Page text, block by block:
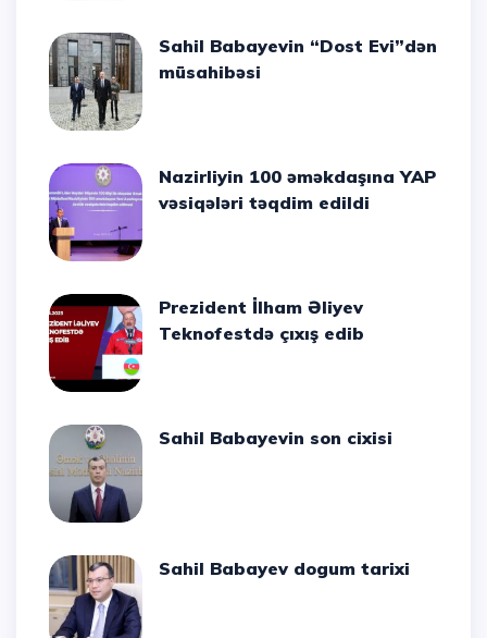
Sahil Babayevin “Dost Evi”dən
müsahibəsi
Nazirliyin 100 əməkdaşına YAP
vəsiqələri təqdim edildi
Prezident İlham Əliyev
Teknofestdə çıxış edib
Sahil Babayevin son cixisi
Sahil Babayev dogum tarixi